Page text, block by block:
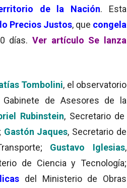
de la Nación. Esta
Precios Justos, que congela
días. Ver artículo Se lanza
Tombolini, el observatorio
Gabinete de Asesores de la
Rubinstein, Secretario de
Gastón Jaques, Secretario de
Gustavo Iglesias,
de Ciencia y Tecnología;
del Ministerio de Obras